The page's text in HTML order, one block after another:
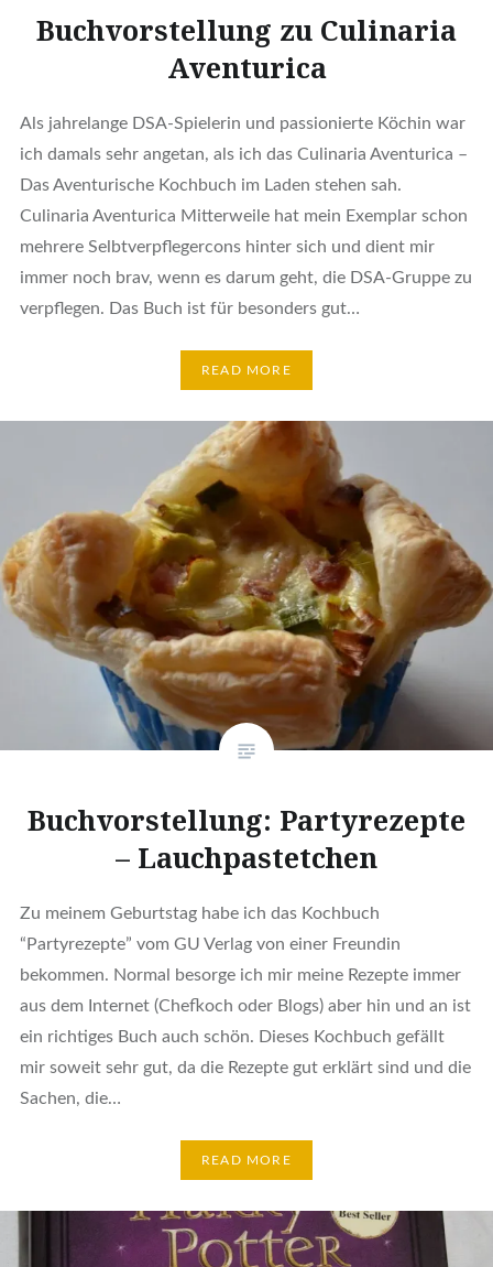
Buchvorstellung zu Culinaria
Aventurica
Als jahrelange DSA-Spielerin und passionierte Köchin war
ich damals sehr angetan, als ich das Culinaria Aventurica –
Das Aventurische Kochbuch im Laden stehen sah.
Culinaria Aventurica Mitterweile hat mein Exemplar schon
mehrere Selbtverpflegercons hinter sich und dient mir
immer noch brav, wenn es darum geht, die DSA-Gruppe zu
verpflegen. Das Buch ist für besonders gut…
READ MORE
Buchvorstellung: Partyrezepte
– Lauchpastetchen
Zu meinem Geburtstag habe ich das Kochbuch
“Partyrezepte” vom GU Verlag von einer Freundin
bekommen. Normal besorge ich mir meine Rezepte immer
aus dem Internet (Chefkoch oder Blogs) aber hin und an ist
ein richtiges Buch auch schön. Dieses Kochbuch gefällt
mir soweit sehr gut, da die Rezepte gut erklärt sind und die
Sachen, die…
READ MORE